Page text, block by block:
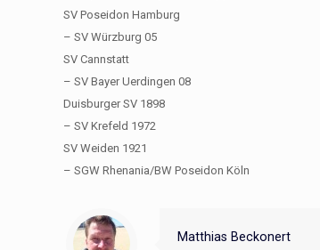
SV Poseidon Hamburg
– SV Würzburg 05
SV Cannstatt
– SV Bayer Uerdingen 08
Duisburger SV 1898
– SV Krefeld 1972
SV Weiden 1921
– SGW Rhenania/BW Poseidon Köln
Matthias Beckonert